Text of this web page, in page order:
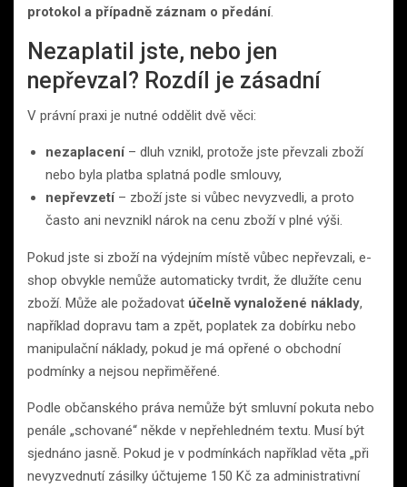
protokol a případně záznam o předání.
Nezaplatil jste, nebo jen
nepřevzal? Rozdíl je zásadní
V právní praxi je nutné oddělit dvě věci:
nezaplacení– dluh vznikl, protože jste převzali zboží
nebo byla platba splatná podle smlouvy,
nepřevzetí– zboží jste si vůbec nevyzvedli, a proto
často ani nevznikl nárok na cenu zboží v plné výši.
Pokud jste si zboží na výdejním místě vůbec nepřevzali, e-
shop obvykle nemůže automaticky tvrdit, že dlužíte cenu
zboží. Může ale požadovat účelně vynaložené náklady,
například dopravu tam a zpět, poplatek za dobírku nebo
manipulační náklady, pokud je má opřené o obchodní
podmínky a nejsou nepřiměřené.
Podle občanského práva nemůže být smluvní pokuta nebo
penále „schované“ někde v nepřehledném textu. Musí být
sjednáno jasně. Pokud je v podmínkách například věta „při
nevyzvednutí zásilky účtujeme 150 Kč za administrativní